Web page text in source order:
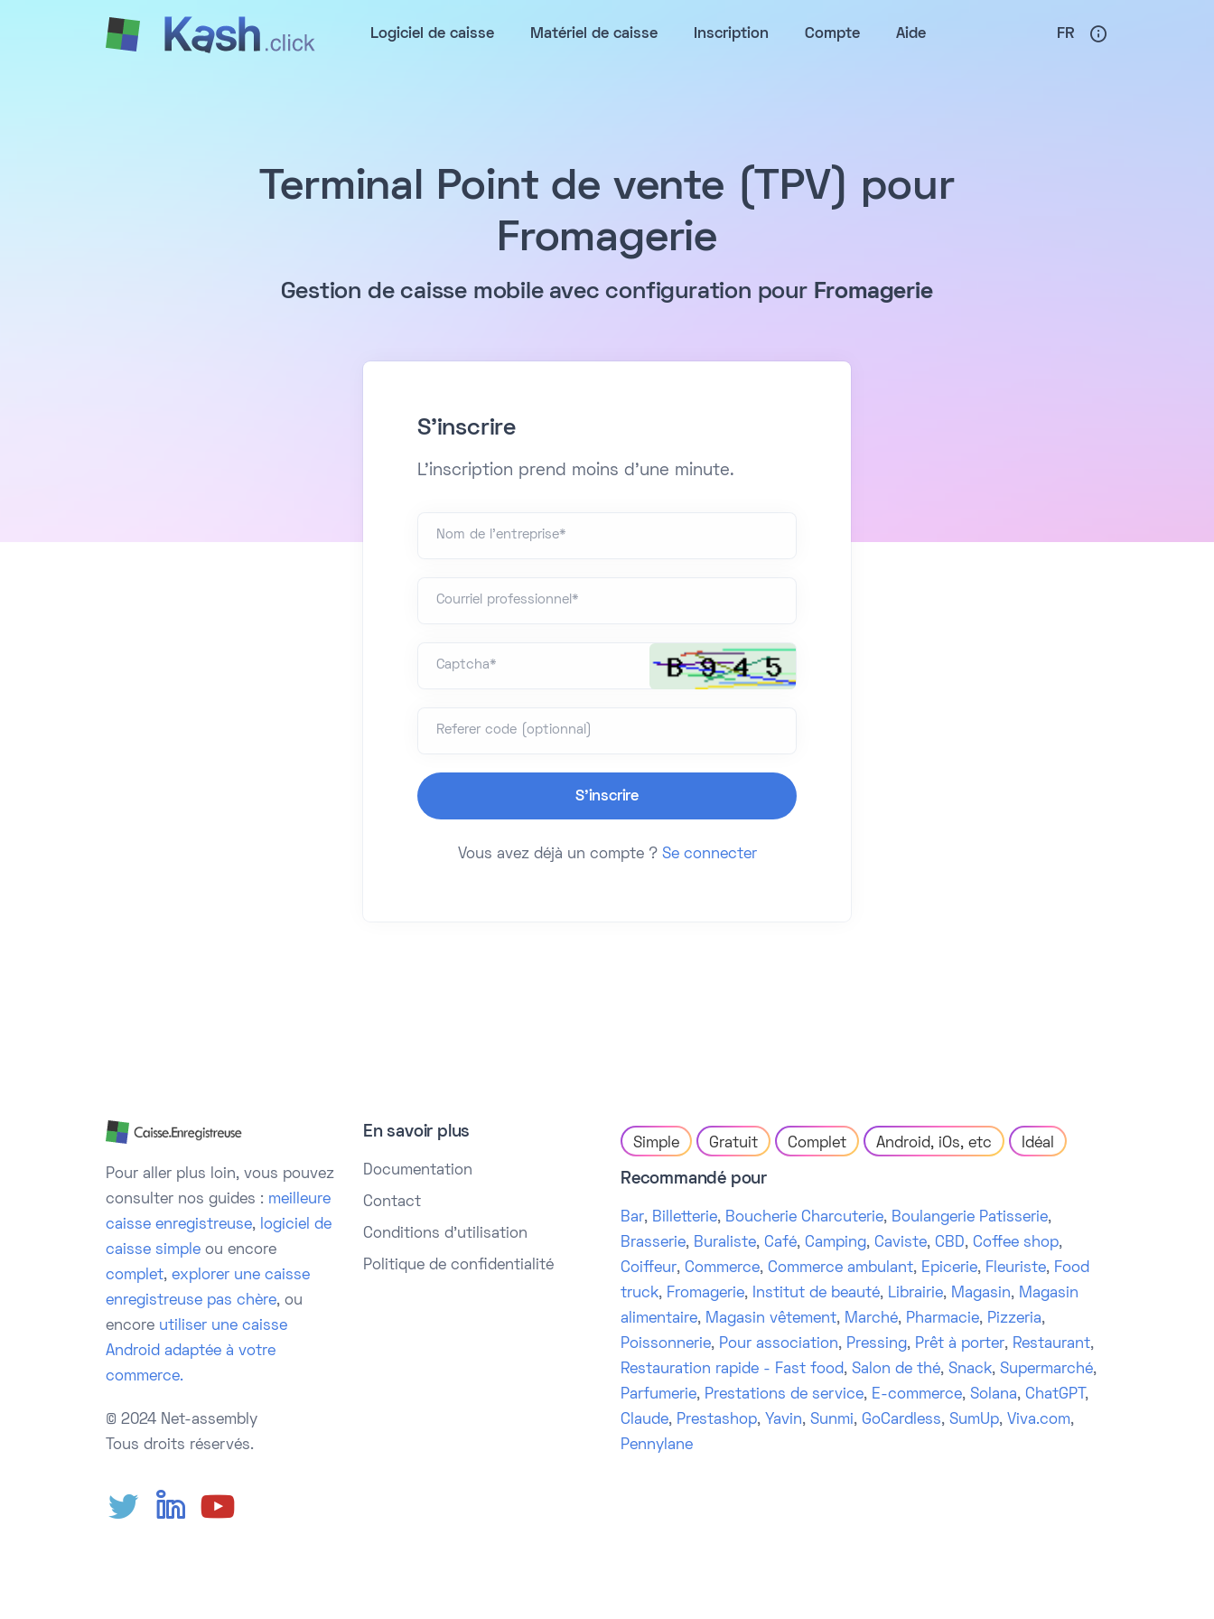
Logiciel de caisse Matériel de caisse Inscription Compte Aide FR
Terminal Point de vente (TPV) pour
Fromagerie
Gestion de caisse mobile avec configuration pour Fromagerie
S'inscrire
L'inscription prend moins d'une minute.
Nom de l'entreprise*
Courriel professionnel*
Captcha*
Referer code (optionnal)
Vous avez déjà un compte ? Se connecter
Pour aller plus loin, vous pouvez
consulter nos guides : meilleure
caisse enregistreuse, logiciel de
caisse simple ou encore
complet, explorer une caisse
enregistreuse pas chère, ou
encore utiliser une caisse
Android adaptée à votre
commerce.
© 2024 Net-assembly
Tous droits réservés.
En savoir plus
Documentation
Contact
Conditions d'utilisation
Politique de confidentialité
Simple Gratuit Complet Android, iOs, etc Idéal
Recommandé pour
Bar, Billetterie, Boucherie Charcuterie, Boulangerie Patisserie,
Brasserie, Buraliste, Café, Camping, Caviste, CBD, Coffee shop,
Coiffeur, Commerce, Commerce ambulant, Epicerie, Fleuriste, Food
truck, Fromagerie, Institut de beauté, Librairie, Magasin, Magasin
alimentaire, Magasin vêtement, Marché, Pharmacie, Pizzeria,
Poissonnerie, Pour association, Pressing, Prêt à porter, Restaurant,
Restauration rapide - Fast food, Salon de thé, Snack, Supermarché,
Parfumerie, Prestations de service, E-commerce, Solana, ChatGPT ,
Claude, Prestashop, Yavin, Sunmi, GoCardless, SumUp, Viva.com,
Pennylane